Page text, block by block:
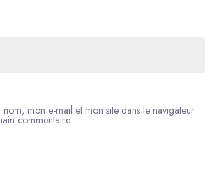
nom, mon e-mail et mon site dans le navigateur
commentaire.